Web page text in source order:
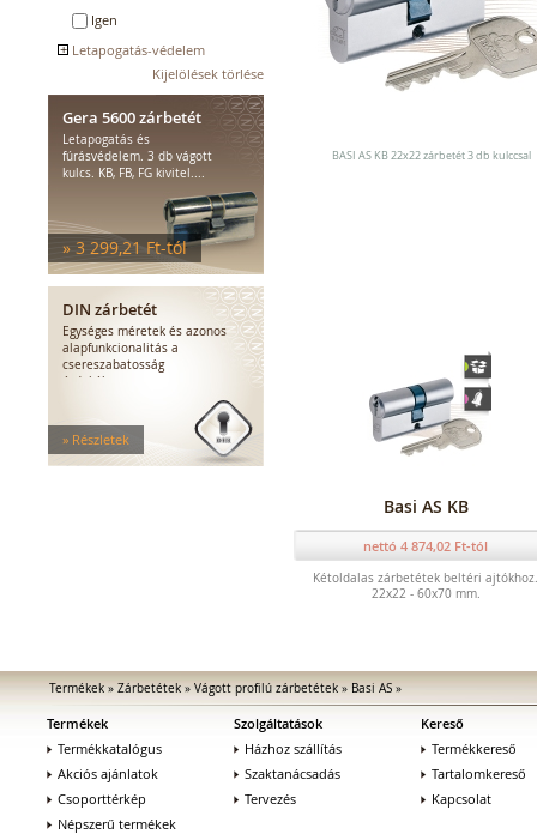
Mechanikus kiegészítők
Elektromos zárak
Elektromos bevéső zárak
MEDIATOR biztonsági zárak
Elektromágnesek
Elektromos zár kiegészítők
Igen
+ Letapogatás-védelem
Kijelölések törlése
Gera 5600 zárbetét
Letapogatás és
fúrásvédelem. 3 db vágott
kulcs. KB, FB, FG kivitel....
» 3 299,21 Ft-tól
DIN zárbetét
Egységes méretek és azonos
alapfunkcionalitás a
csereszabatosság
érdekében.
» Részletek
BASI AS KB 22x22 zárbetét 3 db kulccsal
Basi AS KB
nettó 4 874,02 Ft-tól
Kétoldalas zárbetétek beltéri ajtókhoz.
22x22 - 60x70 mm.
Termékek» Zárbetétek» Vágott profilú zárbetétek» Basi AS»
Termékek
Termékkatalógus
Akciós ajánlatok
Csoporttérkép
Népszerű termékek
Szolgáltatások
Házhoz szállítás
Szaktanácsadás
Tervezés
Kereső
Termékkereső
Tartalomkereső
Kapcsolat